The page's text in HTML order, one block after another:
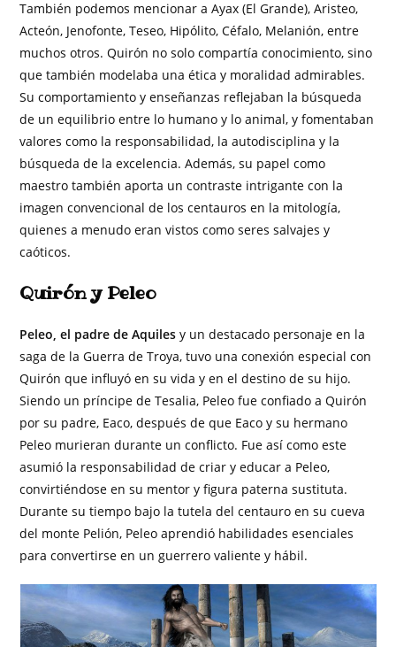
También podemos mencionar a Ayax (El Grande), Aristeo,
Acteón, Jenofonte, Teseo, Hipólito, Céfalo, Melanión, entre
muchos otros. Quirón no solo compartía conocimiento, sino
que también modelaba una ética y moralidad admirables.
Su comportamiento y enseñanzas reflejaban la búsqueda
de un equilibrio entre lo humano y lo animal, y fomentaban
valores como la responsabilidad, la autodisciplina y la
búsqueda de la excelencia. Además, su papel como
maestro también aporta un contraste intrigante con la
imagen convencional de los centauros en la mitología,
quienes a menudo eran vistos como seres salvajes y
caóticos.
Quirón y Peleo
Peleo, el padre de Aquiles y un destacado personaje en la
saga de la Guerra de Troya, tuvo una conexión especial con
Quirón que influyó en su vida y en el destino de su hijo.
Siendo un príncipe de Tesalia, Peleo fue confiado a Quirón
por su padre, Eaco, después de que Eaco y su hermano
Peleo murieran durante un conflicto. Fue así como este
asumió la responsabilidad de criar y educar a Peleo,
convirtiéndose en su mentor y figura paterna sustituta.
Durante su tiempo bajo la tutela del centauro en su cueva
del monte Pelión, Peleo aprendió habilidades esenciales
para convertirse en un guerrero valiente y hábil.